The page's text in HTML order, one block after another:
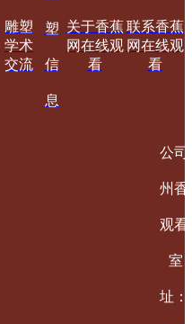
雕塑
学术
交流
塑
信
息
关于香蕉
网在线观
看
联系香蕉
网在线观
看
公司
州香
观看
室
址：